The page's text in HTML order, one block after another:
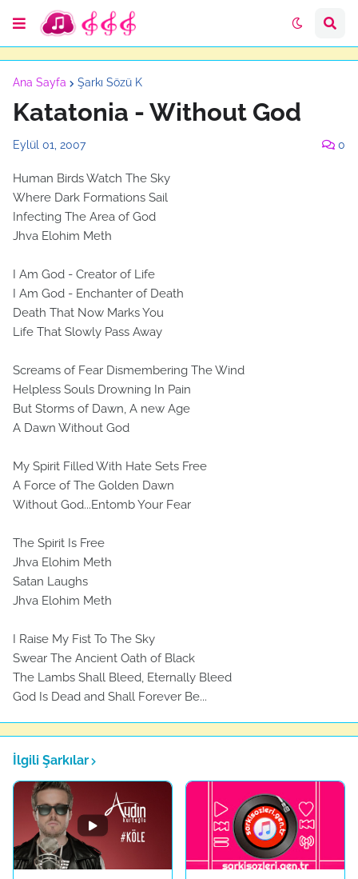
Ana Sayfa Şarkı Sözü K
Katatonia - Without God
Eylül 01, 2007 0
Human Birds Watch The Sky
Where Dark Formations Sail
Infecting The Area of God
Jhva Elohim Meth
I Am God - Creator of Life
I Am God - Enchanter of Death
Death That Now Marks You
Life That Slowly Pass Away
Screams of Fear Dismembering The Wind
Helpless Souls Drowning In Pain
But Storms of Dawn, A new Age
A Dawn Without God
My Spirit Filled With Hate Sets Free
A Force of The Golden Dawn
Without God...Entomb Your Fear
The Spirit Is Free
Jhva Elohim Meth
Satan Laughs
Jhva Elohim Meth
I Raise My Fist To The Sky
Swear The Ancient Oath of Black
The Lambs Shall Bleed, Eternally Bleed
God Is Dead and Shall Forever Be...
İlgili Şarkılar